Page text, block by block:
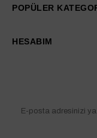
POPÜLER
HESABIM